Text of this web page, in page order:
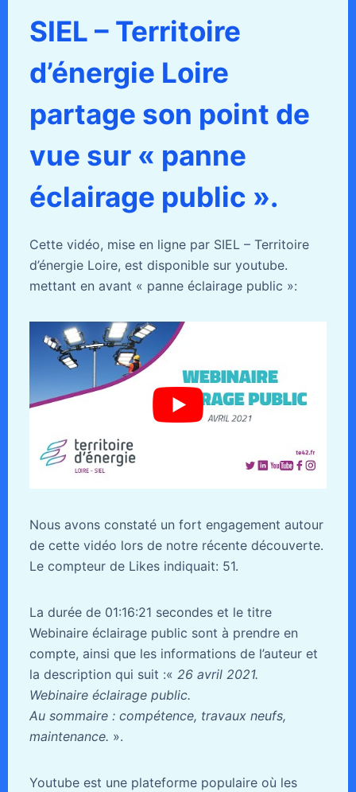
SIEL – Territoire
d’énergie Loire
partage son point de
vue sur « panne
éclairage public ».
Cette vidéo, mise en ligne par SIEL – Territoire
d’énergie Loire, est disponible sur youtube.
mettant en avant « panne éclairage public »:
Nous avons constaté un fort engagement autour
de cette vidéo lors de notre récente découverte.
Le compteur de Likes indiquait: 51.
La durée de 01:16:21 secondes et le titre
Webinaire éclairage public sont à prendre en
compte, ainsi que les informations de l’auteur et
la description qui suit :« 26 avril 2021.
Webinaire éclairage public.
Au sommaire : compétence, travaux neufs,
maintenance. ».
Youtube est une plateforme populaire où les